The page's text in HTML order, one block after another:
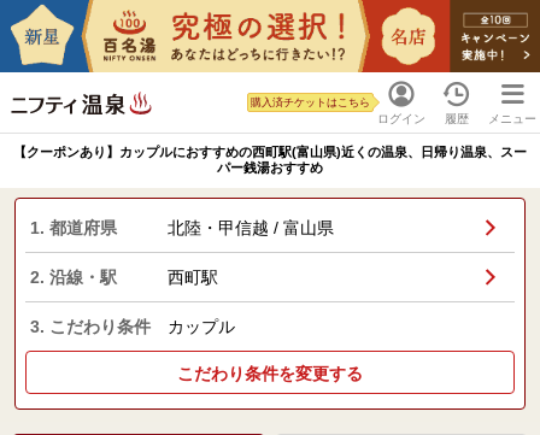
ログイン
購入済チケットはこちら
履歴 メニュー
【クーポンあり】カップルにおすすめの西町駅(富山県)近くの温泉、日帰り温泉、スー
パー銭湯おすすめ
1. 都道府県 北陸・甲信越 / 富山県
2. 沿線・駅 西町駅
3. こだわり条件 カップル
こだわり条件を変更する